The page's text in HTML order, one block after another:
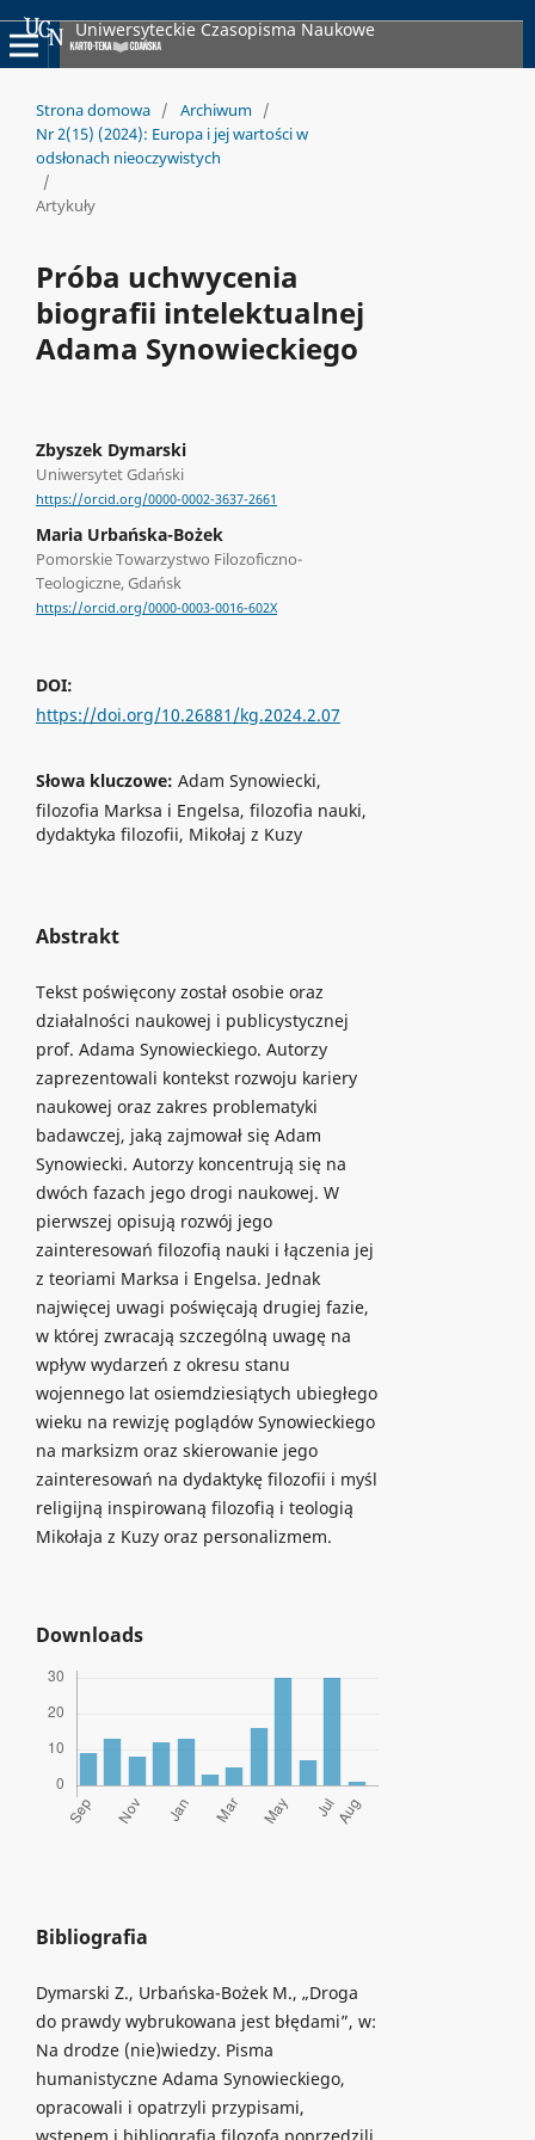
Uniwersyteckie Czasopisma Naukowe
Strona domowa / Archiwum /
Nr 2(15) (2024): Europa i jej wartości w
odsłonach nieoczywistych
/
Artykuły
Próba uchwycenia
biografii intelektualnej
Adama Synowieckiego
Zbyszek Dymarski
Uniwersytet Gdański
https://orcid.org/0000-0002-3637-2661
Maria Urbańska-Bożek
Pomorskie Towarzystwo Filozoficzno-
Teologiczne, Gdańsk
https://orcid.org/0000-0003-0016-602X
DOI:
https://doi.org/10.26881/kg.2024.2.07
Słowa kluczowe: Adam Synowiecki,
filozofia Marksa i Engelsa, filozofia nauki,
dydaktyka filozofii, Mikołaj z Kuzy
Abstrakt
Tekst poświęcony został osobie oraz
działalności naukowej i publicystycznej
prof. Adama Synowieckiego. Autorzy
zaprezentowali kontekst rozwoju kariery
naukowej oraz zakres problematyki
badawczej, jaką zajmował się Adam
Synowiecki. Autorzy koncentrują się na
dwóch fazach jego drogi naukowej. W
pierwszej opisują rozwój jego
zainteresowań filozofią nauki i łączenia jej
z teoriami Marksa i Engelsa. Jednak
najwięcej uwagi poświęcają drugiej fazie,
w której zwracają szczególną uwagę na
wpływ wydarzeń z okresu stanu
wojennego lat osiemdziesiątych ubiegłego
wieku na rewizję poglądów Synowieckiego
na marksizm oraz skierowanie jego
zainteresowań na dydaktykę filozofii i myśl
religijną inspirowaną filozofią i teologią
Mikołaja z Kuzy oraz personalizmem.
Downloads
Bibliografia
Dymarski Z., Urbańska-Bożek M., „Droga
do prawdy wybrukowana jest błędami”, w:
Na drodze (nie)wiedzy. Pisma
humanistyczne Adama Synowieckiego,
opracowali i opatrzyli przypisami,